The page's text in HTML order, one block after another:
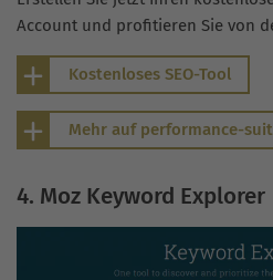
Account und profitieren Sie von
Kostenloses SEO-Tool
Mehr auf performance-
4. Moz Keyword Explorer